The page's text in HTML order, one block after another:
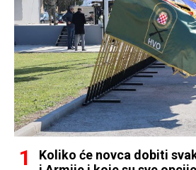
Koliko će novca dobiti